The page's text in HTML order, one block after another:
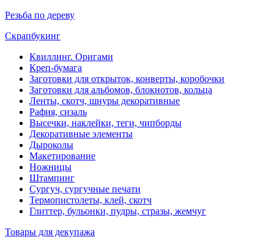
Резьба по дереву
Скрапбукинг
Квиллинг. Оригами
Креп-бумага
Заготовки для открыток, конверты, коробочки
Заготовки для альбомов, блокнотов, кольца
Ленты, скотч, шнуры декоративные
Рафия, сизаль
Высечки, наклейки, теги, чипборды
Декоративные элементы
Дыроколы
Макетирование
Ножницы
Штампинг
Сургуч, сургучные печати
Термопистолеты, клей, скотч
Глиттер, бульонки, пудры, стразы, жемчуг
Товары для декупажа